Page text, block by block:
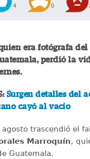
4 0
era fotógrafa
perdió la
Surgen detalles del
cayó al vacío
trascendió el
Marroquín,
Guatemala.